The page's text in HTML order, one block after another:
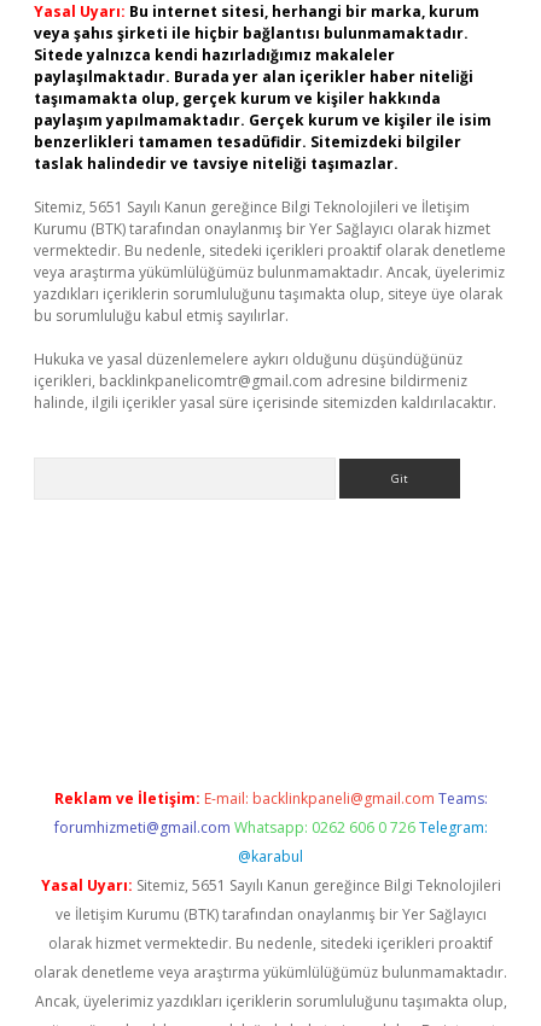
Yasal Uyarı: Bu internet sitesi, herhangi bir marka, kurum
veya şahıs şirketi ile hiçbir bağlantısı bulunmamaktadır.
Sitede yalnızca kendi hazırladığımız makaleler
paylaşılmaktadır. Burada yer alan içerikler haber niteliği
taşımamakta olup, gerçek kurum ve kişiler hakkında
paylaşım yapılmamaktadır. Gerçek kurum ve kişiler ile isim
benzerlikleri tamamen tesadüfidir. Sitemizdeki bilgiler
taslak halindedir ve tavsiye niteliği taşımazlar.
Sitemiz, 5651 Sayılı Kanun gereğince Bilgi Teknolojileri ve İletişim
Kurumu (BTK) tarafından onaylanmış bir Yer Sağlayıcı olarak hizmet
vermektedir. Bu nedenle, sitedeki içerikleri proaktif olarak denetleme
veya araştırma yükümlülüğümüz bulunmamaktadır. Ancak, üyelerimiz
yazdıkları içeriklerin sorumluluğunu taşımakta olup, siteye üye olarak
bu sorumluluğu kabul etmiş sayılırlar.
Hukuka ve yasal düzenlemelere aykırı olduğunu düşündüğünüz
içerikleri, backlinkpanelicomtr@gmail.com adresine bildirmeniz
halinde, ilgili içerikler yasal süre içerisinde sitemizden kaldırılacaktır.
Reklam ve İletişim: E-mail: backlinkpaneli@gmail.com Teams:
forumhizmeti@gmail.com Whatsapp: 0262 606 0 726 Telegram:
@karabul
Yasal Uyarı: Sitemiz, 5651 Sayılı Kanun gereğince Bilgi Teknolojileri
ve İletişim Kurumu (BTK) tarafından onaylanmış bir Yer Sağlayıcı
olarak hizmet vermektedir. Bu nedenle, sitedeki içerikleri proaktif
olarak denetleme veya araştırma yükümlülüğümüz bulunmamaktadır.
Ancak, üyelerimiz yazdıkları içeriklerin sorumluluğunu taşımakta olup,